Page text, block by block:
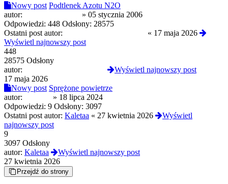
Nowy post Podtlenek Azotu N2O
autor:
» 05 stycznia 2006
Odpowiedzi: 448 Odsłony: 28575
Ostatni post autor:
« 17 maja 2026
Wyświetl najnowszy post
448
28575 Odsłony
autor:
Wyświetl najnowszy post
17 maja 2026
Nowy post Sprężone powietrze
autor:
» 18 lipca 2024
Odpowiedzi: 9 Odsłony: 3097
Ostatni post autor: Kaletaa « 27 kwietnia 2026
Wyświetl
najnowszy post
9
3097 Odsłony
autor: Kaletaa
Wyświetl najnowszy post
27 kwietnia 2026
Przejdź do strony